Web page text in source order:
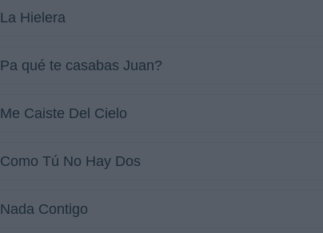
La Hielera
Pa qué te casabas Juan?
Me Caiste Del Cielo
Como Tú No Hay Dos
Nada Contigo